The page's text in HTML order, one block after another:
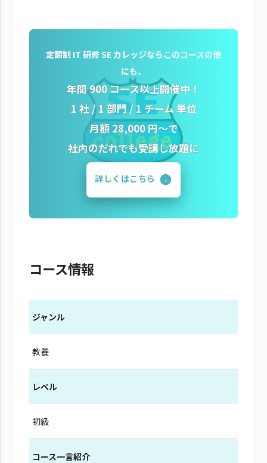
定額制 IT 研修 SE カレッジならこのコースの他
にも、
年間 900 コース以上開催中！
1 社 / 1 部門 / 1 チーム 単位
月額 28,000 円～で
社内のだれでも受講し放題に
詳しくはこちら
コース情報
ジャンル
教養
レベル
初級
コース一言紹介